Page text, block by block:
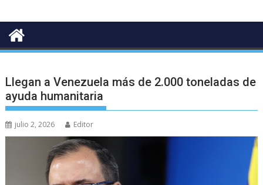
Llegan a Venezuela más de 2.000 toneladas de
ayuda humanitaria
julio 2, 2026 Editor